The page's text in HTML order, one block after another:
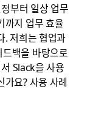
부터 일상 업무
까지 업무 효율
. 저희는 협업과
백을 바탕으로
Slack을 사용
가요? 사용 사례